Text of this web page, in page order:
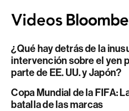
¿Qué hay detrás de la
intervención sobre el yen
parte de EE. UU. y Japón?
Copa Mundial de la FIFA:
batalla de las marcas